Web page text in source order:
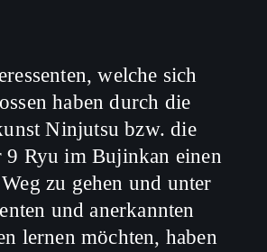
welche sich
haben durch die
Ninjutsu bzw. die
9 Ryu im Bujinkan einen
zu gehen und unter
und anerkannten
lernen möchten, haben